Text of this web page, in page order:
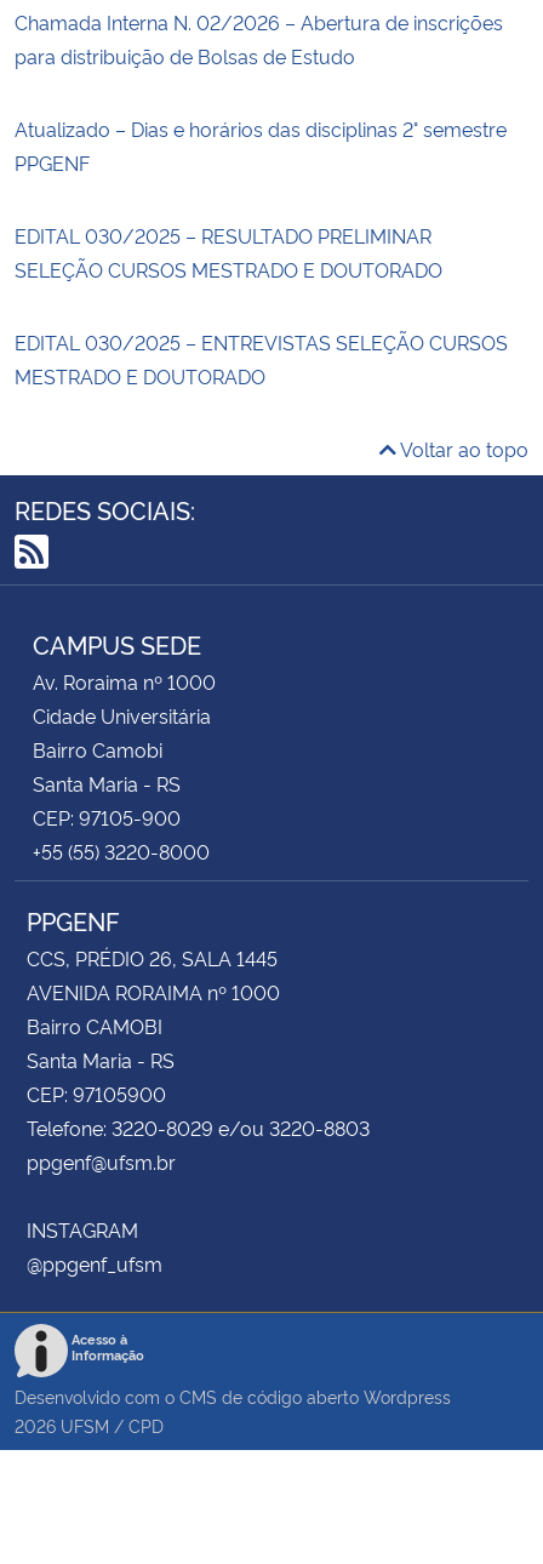
Chamada Interna N. 02/2026 – Abertura de inscrições
para distribuição de Bolsas de Estudo
Atualizado – Dias e horários das disciplinas 2° semestre
PPGENF
EDITAL 030/2025 – RESULTADO PRELIMINAR
SELEÇÃO CURSOS MESTRADO E DOUTORADO
EDITAL 030/2025 – ENTREVISTAS SELEÇÃO CURSOS
MESTRADO E DOUTORADO
Voltar ao topo
REDES SOCIAIS:
RSS
CAMPUS SEDE
Av. Roraima nº 1000
Cidade Universitária
Bairro Camobi
Santa Maria - RS
CEP: 97105-900
+55 (55) 3220-8000
PPGENF
CCS, PRÉDIO 26, SALA 1445
AVENIDA RORAIMA nº 1000
Bairro CAMOBI
Santa Maria - RS
CEP: 97105900
Telefone: 3220-8029 e/ou 3220-8803
ppgenf@ufsm.br
INSTAGRAM
@ppgenf_ufsm
Acesso à
Informação
Desenvolvido com o CMS de código aberto Wordpress
2026 UFSM / CPD